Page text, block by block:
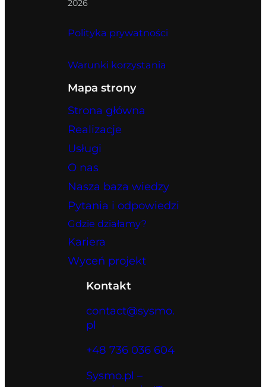
2026
Polityka prywatności
Warunki korzystania
Mapa strony
Strona główna
Realizacje
Usługi
O nas
Nasza baza wiedzy
Pytania i odpowiedzi
Gdzie działamy?
Kariera
Wyceń projekt
Kontakt
contact@sysmo.
pl
+48 736 036 604
Sysmo.pl –